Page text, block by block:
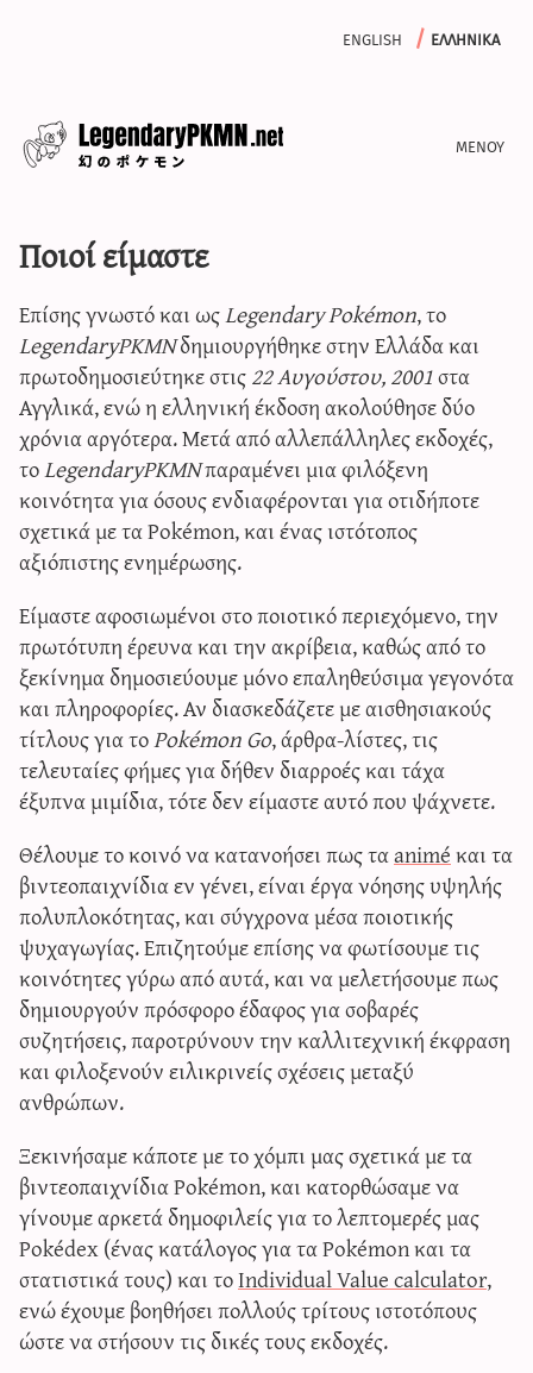
english ελληνικα
γραψε μαζι μας
iv calculator
Ποιοί είμαστε
Επίσης γνωστό και ωςLegendary Pokémon, το
LegendaryPKMNδημιουργήθηκε στην Ελλάδα και
πρωτοδημοσιεύτηκε στις22 Αυγούστου, 2001στα
Αγγλικά, ενώ η ελληνική έκδοση ακολούθησε δύο
χρόνια αργότερα. Μετά από αλλεπάλληλες εκδοχές,
τοLegendaryPKMNπαραμένει μια φιλόξενη
κοινότητα για όσους ενδιαφέρονται για οτιδήποτε
σχετικά με τα Pokémon, και ένας ιστότοπος
αξιόπιστης ενημέρωσης.
Είμαστε αφοσιωμένοι στο ποιοτικό περιεχόμενο, την
πρωτότυπη έρευνα και την ακρίβεια, καθώς από το
ξεκίνημα δημοσιεύουμε μόνο επαληθεύσιμα γεγονότα
και πληροφορίες. Αν διασκεδάζετε με αισθησιακούς
τίτλους για τοPokémon Go, άρθρα-λίστες, τις
τελευταίες φήμες για δήθεν διαρροές και τάχα
έξυπνα μιμίδια, τότε δεν είμαστε αυτό που ψάχνετε.
Θέλουμε το κοινό να κατανοήσει πως ταaniméκαι τα
βιντεοπαιχνίδια εν γένει, είναι έργα νόησης υψηλής
πολυπλοκότητας, και σύγχρονα μέσα ποιοτικής
ψυχαγωγίας. Επιζητούμε επίσης να φωτίσουμε τις
κοινότητες γύρω από αυτά, και να μελετήσουμε πως
δημιουργούν πρόσφορο έδαφος για σοβαρές
συζητήσεις, παροτρύνουν την καλλιτεχνική έκφραση
και φιλοξενούν ειλικρινείς σχέσεις μεταξύ
ανθρώπων.
Ξεκινήσαμε κάποτε με το χόμπι μας σχετικά με τα
βιντεοπαιχνίδια Pokémon, και κατορθώσαμε να
γίνουμε αρκετά δημοφιλείς για το λεπτομερές μας
Pokédex (ένας κατάλογος για τα Pokémon και τα
στατιστικά τους) και τοIndividual Value calculator,
ενώ έχουμε βοηθήσει πολλούς τρίτους ιστοτόπους
ώστε να στήσουν τις δικές τους εκδοχές.